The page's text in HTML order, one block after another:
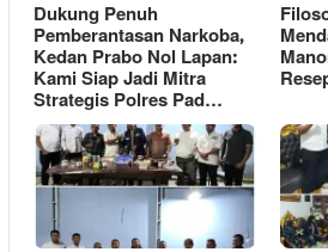
Dukung Penuh
Pemberantasan Narkoba,
Kedan Prabo Nol Lapan:
Kami Siap Jadi Mitra
Strategis Polres Pad…